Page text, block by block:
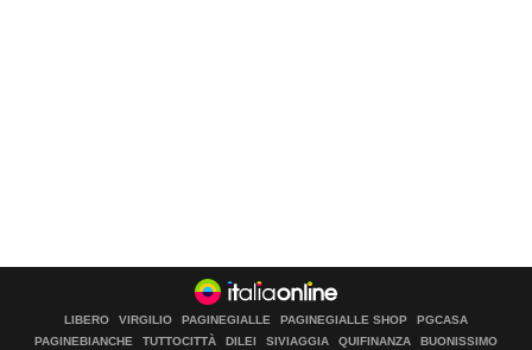
LIBERO VIRGILIO PAGINEGIALLE PAGINEGIALLE SHOP
PGCASA
PAGINEBIANCHE
TUTTOCITTÀ DILEI SIVIAGGIA QUIFINANZA
BUONISSIMO